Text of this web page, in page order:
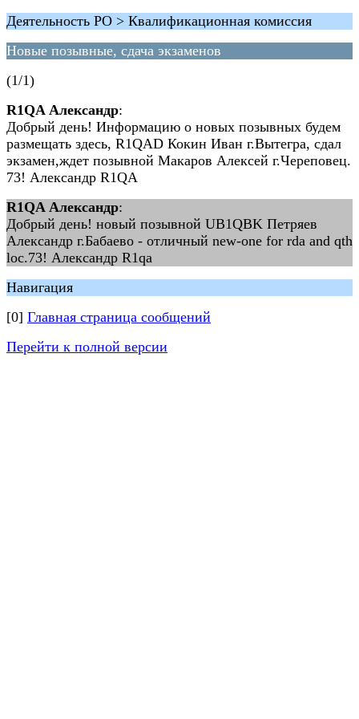
Деятельность РО > Квалификационная комиссия
Новые позывные, сдача экзаменов
(1/1)
R1QA Александр:
Добрый день! Информацию о новых позывных будем
размещать здесь, R1QAD Кокин Иван г.Вытегра, сдал
экзамен,ждет позывной Макаров Алексей г.Череповец.
73! Александр R1QA
R1QA Александр:
Добрый день! новый позывной UB1QBK Петряев
Александр г.Бабаево - отличный new-one for rda and qth
loc.73! Александр R1qa
Навигация
[0] Главная страница сообщений
Перейти к полной версии